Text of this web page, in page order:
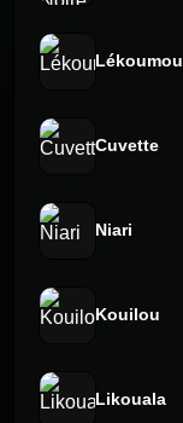
Lékoumou
Cuvette
Niari
Kouilou
Likouala